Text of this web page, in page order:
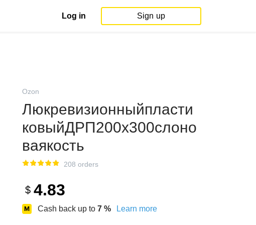
Log in Sign up
Ozon
Люкревизионныйпласти
ковыйДРП200х300слоно
ваякость
208 orders
$ 4.83
Cash back up to 7 % Learn more